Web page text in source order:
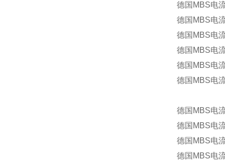
德国MBS电
德国MBS电
德国MBS电
德国MBS电
德国MBS电
德国MBS电
德国MBS电
德国MBS电
德国MBS电
德国MBS电